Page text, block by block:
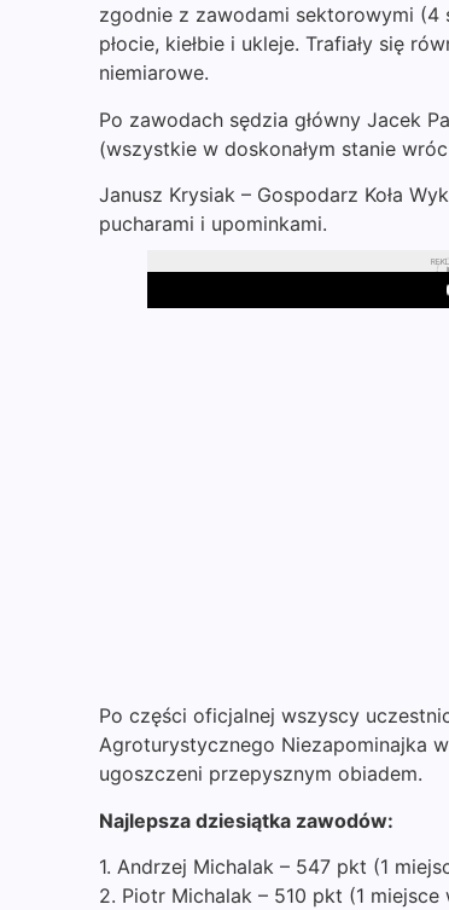
zgodnie z zawodami sektorowymi
płocie, kiełbie i ukleje. Trafiały się
niemiarowe.
Po zawodach sędzia główny Jacek
(wszystkie w doskonałym stanie
Janusz Krysiak – Gospodarz Koła
pucharami i upominkami.
Po części oficjalnej wszyscy
Agroturystycznego Niezapominajka
ugoszczeni przepysznym obiadem.
Najlepsza dziesiątka zawodów:
1. Andrzej Michalak – 547 pkt (1
2. Piotr Michalak – 510 pkt (1 miejsce